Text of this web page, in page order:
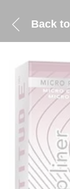
Back to